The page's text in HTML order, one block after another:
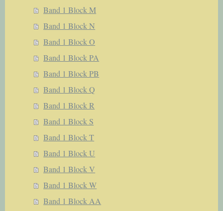
Band 1 Block M
Band 1 Block N
Band 1 Block O
Band 1 Block PA
Band 1 Block PB
Band 1 Block Q
Band 1 Block R
Band 1 Block S
Band 1 Block T
Band 1 Block U
Band 1 Block V
Band 1 Block W
Band 1 Block AA